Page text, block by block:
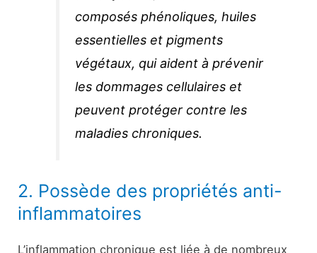
composés phénoliques, huiles
essentielles et pigments
végétaux, qui aident à prévenir
les dommages cellulaires et
peuvent protéger contre les
maladies chroniques.
2. Possède des propriétés anti-
inflammatoires
L’inflammation chronique est liée à de nombreux